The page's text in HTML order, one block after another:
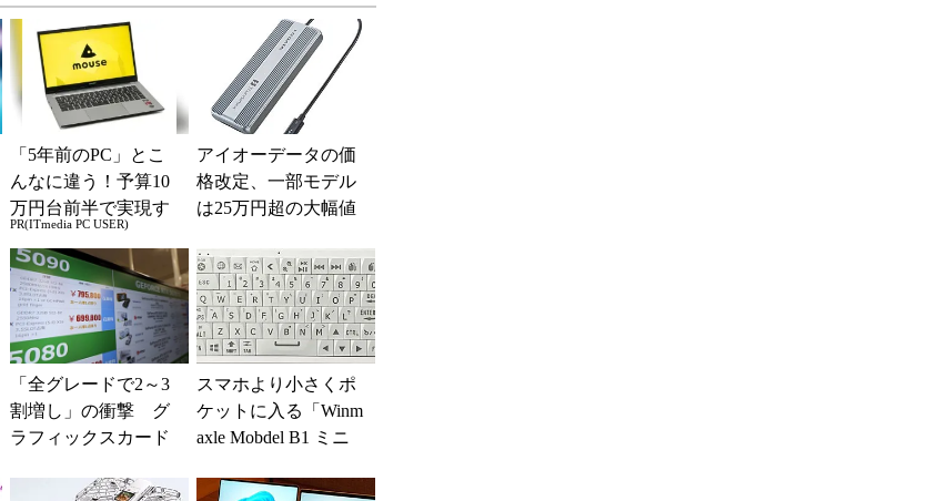
「5年前のPC」とこ
んなに違う！予算10
万円台前半で実現す
る快適PCライフ
PR(ITmedia PC USER)
アイオーデータの価
格改定、一部モデル
は25万円超の大幅値
「全グレードで2～3
割増し」の衝撃 グ
ラフィックスカード
でアキバの購入制限
スマホより小さくポ
ケットに入る「Winm
axle Mobdel B1 ミニ
ド」...